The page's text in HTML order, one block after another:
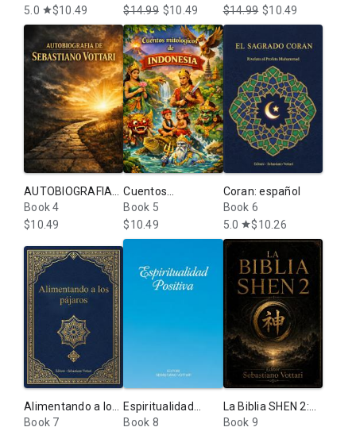
5.0 star$10.49
Protocolo para la
Creación y
Defensa de la
Riqueza
Generacional
$14.99 $10.49
$14.99 $10.49
AUTOBIOGRAFIA
DE SEBASTIANO
VOTTARI: Mi viaje
enfermedad, la fe
y la Palabra de
Dios: El milagro de
los libros sagrados
Book 4
$10.49
Cuentos
mitológicos de
Indonesia
Book 5
$10.49
Coran: español
Book 6
5.0 star$10.26
Alimentando a los
pájaros: Uccellini -
Book 7
Espiritualidad
Positiva - El
Book 8
La Biblia SHEN 2:
Medicina
Book 9